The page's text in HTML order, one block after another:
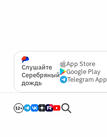
Слушайте
Серебряный
дождь
App Store
Google Play
Telegram App
12+